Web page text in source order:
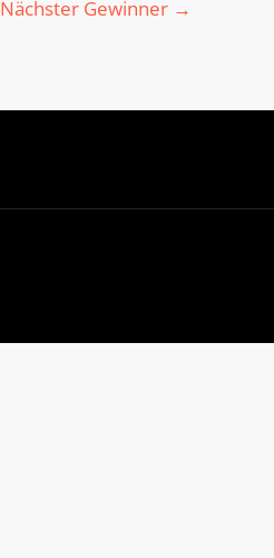
Nächster Gewinner →